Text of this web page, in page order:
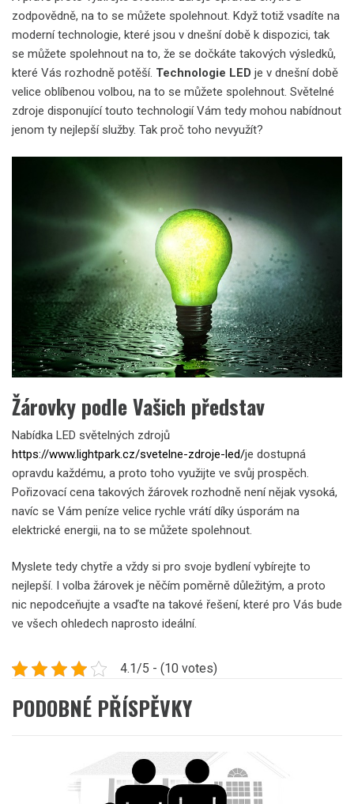
zodpovědně, na to se můžete spolehnout. Když totiž vsadíte na
moderní technologie, které jsou v dnešní době k dispozici, tak
se můžete spolehnout na to, že se dočkáte takových výsledků,
které Vás rozhodně potěší. Technologie LED je v dnešní době
velice oblíbenou volbou, na to se můžete spolehnout. Světelné
zdroje disponující touto technologií Vám tedy mohou nabídnout
jenom ty nejlepší služby. Tak proč toho nevyužít?
Žárovky podle Vašich představ
Nabídka LED světelných zdrojů
https://www.lightpark.cz/svetelne-zdroje-led/je dostupná
opravdu každému, a proto toho využijte ve svůj prospěch.
Pořizovací cena takových žárovek rozhodně není nějak vysoká,
navíc se Vám peníze velice rychle vrátí díky úsporám na
elektrické energii, na to se můžete spolehnout.
Myslete tedy chytře a vždy si pro svoje bydlení vybírejte to
nejlepší. I volba žárovek je něčím poměrně důležitým, a proto
nic nepodceňujte a vsaďte na takové řešení, které pro Vás bude
ve všech ohledech naprosto ideální.
4.1/5 - (10 votes)
PODOBNÉ PŘÍSPĚVKY